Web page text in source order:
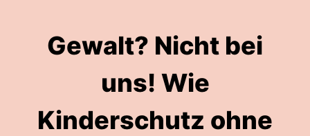
Gewalt? Nicht bei
uns! Wie
Kinderschutz ohne